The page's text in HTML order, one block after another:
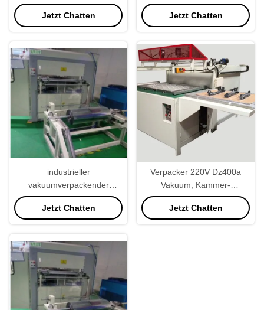
der Maschinen-0.1mm
Jetzt Chatten
Maschinen-
Nahrungsmitteleichmeister
Jetzt Chatten
industrieller
vakuumverpackender
Eichmeister 35secs/Pc der
Maschinen-21kw justierbar
Jetzt Chatten
Verpacker 220V Dz400a
Vakuum, Kammer-
vakuumverpackende
Maschine des Doppelt-
Jetzt Chatten